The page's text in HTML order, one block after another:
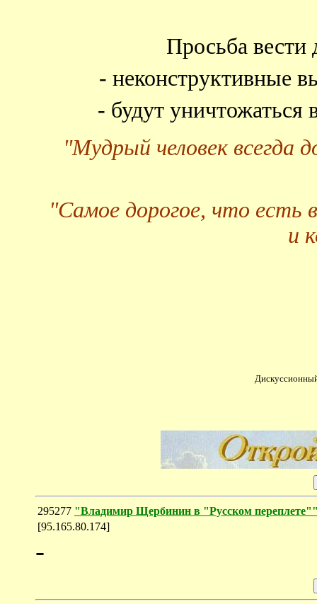
Просьба вести
- неконструктивные
- будут
"Мудрый человек всегда
"Самое дорогое, что есть
и
295277 "Владимир Щербинин в "Русском
[95.165.80.174]
-